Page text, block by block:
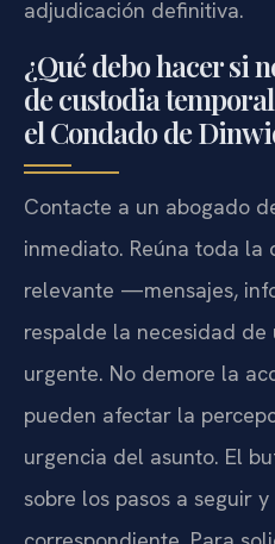
adjudicación definitiva.
¿Qué debo hacer si
de custodia
el Condado de
Contacte a un abogado
inmediato. Reúna toda la
relevante —mensajes,
respalde la necesidad de
urgente. No demore la
pueden afectar la
urgencia del asunto. El
sobre los pasos a seguir